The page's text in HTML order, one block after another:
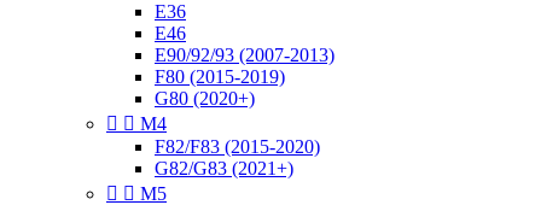
E36
E46
E90/92/93 (2007-2013)
F80 (2015-2019)
G80 (2020+)
  M4
F82/F83 (2015-2020)
G82/G83 (2021+)
  M5